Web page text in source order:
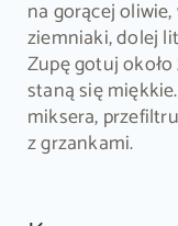
na gorącej
ziemniaki, dolej
Zupę gotuj
staną się
miksera,
z grzankami.